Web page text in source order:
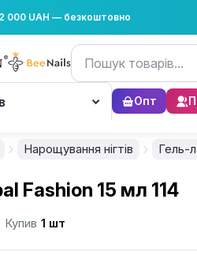
000 UAH — безкоштовно
Опт
Нарощування нігтів Гель-
Fashion 15 мл 114
Купив 1 шт